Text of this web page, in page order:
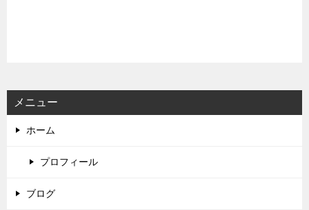
メニュー
ホーム
プロフィール
ブログ